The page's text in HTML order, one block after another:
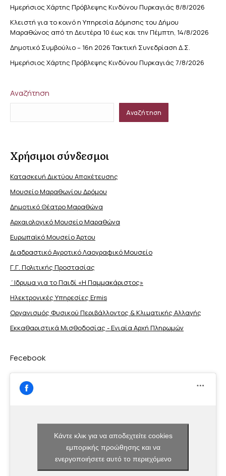
Ημερήσιος Χάρτης Πρόβλεψης Κινδύνου Πυρκαγιάς 8/8/2026
Κλειστή για το κοινό η Υπηρεσία Δόμησης του Δήμου
Μαραθώνος από τη Δευτέρα 10 έως και την Πέμπτη, 14/8/2026
Δημοτικό Συμβούλιο – 16η 2026 Τακτική Συνεδρίαση Δ.Σ.
Ημερήσιος Χάρτης Πρόβλεψης Κινδύνου Πυρκαγιάς 7/8/2026
Αναζήτηση
Αναζήτηση
Χρήσιμοι σύνδεσμοι
Κατασκευή Δικτύου Αποχέτευσης
Μουσείο Μαραθωνίου Δρόμου
Δημοτικό Θέατρο Μαραθώνα
Αρχαιολογικό Μουσείο Μαραθώνα
Ευρωπαϊκό Μουσείο Άρτου
Διαδραστικό Αγροτικό Λαογραφικό Μουσείο
Γ.Γ. Πολιτικής Προστασίας
΄Ιδρυμα για το Παιδί «Η Παμμακάριστος»
Ηλεκτρονικές Υπηρεσίες Ermis
Οργανισμός Φυσικού Περιβάλλοντος & Κλιματικής Aλλαγής
Εκκαθαριστικά Μισθοδοσίας - Ενιαία Αρχή Πληρωμών
Fecebook
Κάντε κλικ για να αποδεχτείτε cookies
εμπορικής προώθησης και να
ενεργοποιήσετε αυτό το περιεχόμενο